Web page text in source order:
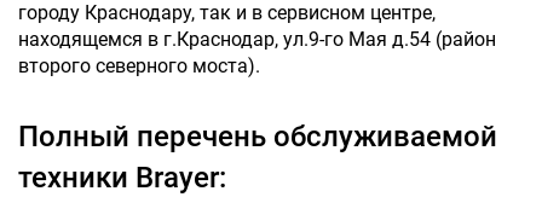
городу Краснодару, так и в сервисном центре,
находящемся в г.Краснодар, ул.9-го Мая д.54 (район
второго северного моста).
Полный перечень обслуживаемой
техники Brayer: